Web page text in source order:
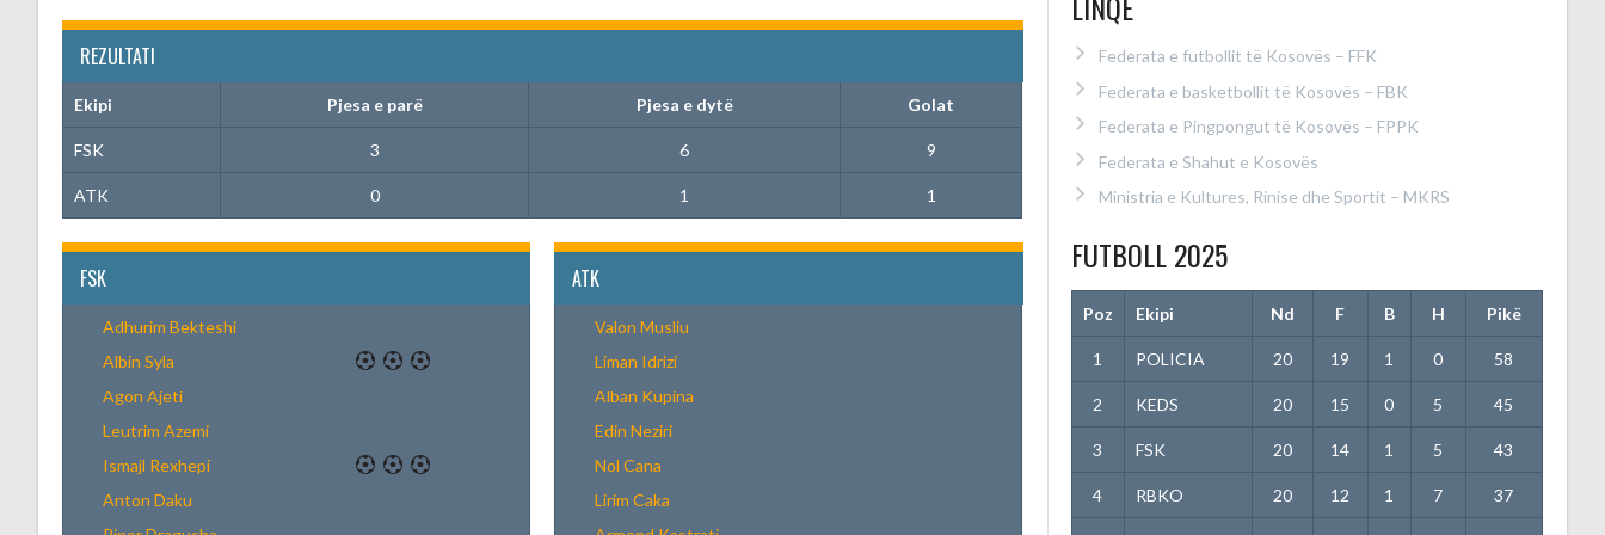
REZULTATI
Ekipi Pjesa e parë Pjesa e dytë Golat
FSK 3 6 9
ATK 0 1 1
FSK
Adhurim Bekteshi
Albin Syla
Agon Ajeti
Leutrim Azemi
Ismajl Rexhepi
Anton Daku
ATK
Valon Musliu
Liman Idrizi
Alban Kupina
Edin Neziri
Nol Cana
Lirim Caka
Federata e futbollit të Kosovës – FFK
Federata e basketbollit të Kosovës – FBK
Federata e Pingpongut të Kosovës – FPPK
Federata e Shahut e Kosovës
Ministria e Kultures, Rinise dhe Sportit – MKRS
FUTBOLL 2025
Poz Ekipi Nd F B H Pikë
1 POLICIA 20 19 1 0 58
2 KEDS 20 15 0 5 45
3 FSK 20 14 1 5 43
4 RBKO 20 12 1 7 37